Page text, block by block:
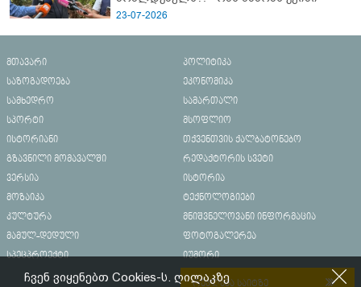
23-07-2026
მთავარი
პოლიტიკა
საზოგადოება
ეკონომიკა
სამხედრო
სამართალი
სპორტი
მსოფლიო
ისტორიანი
თქვენთვის ქალბატონებო
გზავნილი მომავალში
რედაქტორის სვეტი
ვერსია
ისტორია
მოზაიკა
ტექნოლოგიები
კულტურა
მნიშვნელოვანი ინფორმაცია
მამულ-დედული
ფოტოგალერეა
სპეცპროექტი
იუმორი
რეკლამა საიტზე
ჩვენ ვიყენებთ Cookies-ს. ღილაკზე